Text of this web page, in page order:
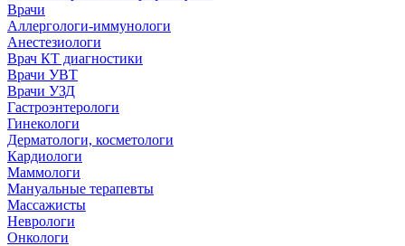
Врачи
Аллергологи-иммунологи
Анестезиологи
Врач КТ диагностики
Врачи УВТ
Врачи УЗД
Гастроэнтерологи
Гинекологи
Дерматологи, косметологи
Кардиологи
Маммологи
Мануальные терапевты
Массажисты
Неврологи
Онкологи